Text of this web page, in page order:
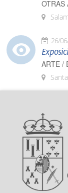
OTRAS
26/
ARTE /